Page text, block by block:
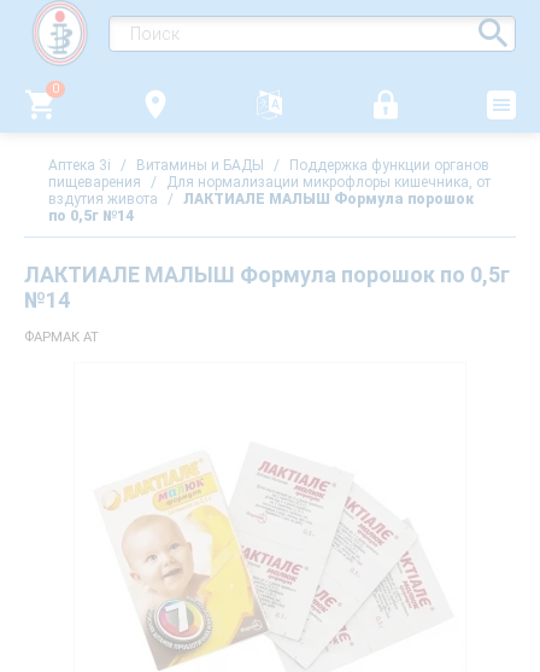
0
Аптека 3i / Витамины и БАДЫ /
Поддержка функции органов
пищеварения
/
Для нормализации микрофлоры кишечника, от
вздутия живота
/ ЛАКТИАЛЕ МАЛЫШ Формула порошок
по 0,5г №14
ЛАКТИАЛЕ МАЛЫШ Формула порошок по 0,5г
№14
ФАРМАК АТ